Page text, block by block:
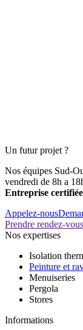
Un futur projet ?
Nos équipes Sud-
vendredi de 8h a
Entreprise
Appelez-nous
Prendre rendez-vous
Nos expertises
Isolation
Peinture et
Menuiseries
Pergola
Stores
Informations